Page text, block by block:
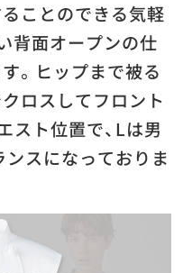
ことのできる気軽
背面オープンの仕
。ヒップまで被る
ロスしてフロント
スト位置で、Lは男
スになっておりま